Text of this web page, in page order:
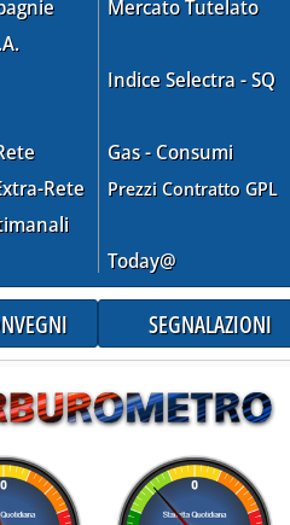
Rete
Mercato Tutelato
Indice Selectra - SQ
Gas - Consumi
Prezzi Contratto GPL
Today@
SEGNALAZIONI